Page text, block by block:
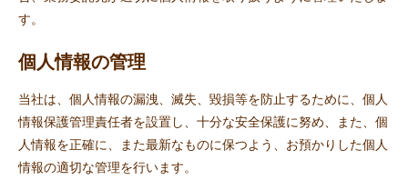
す。
個人情報の管理
当社は、個人情報の漏洩、滅失、毀損等を防止するために、個人
情報保護管理責任者を設置し、十分な安全保護に努め、また、個
人情報を正確に、また最新なものに保つよう、お預かりした個人
情報の適切な管理を行います。